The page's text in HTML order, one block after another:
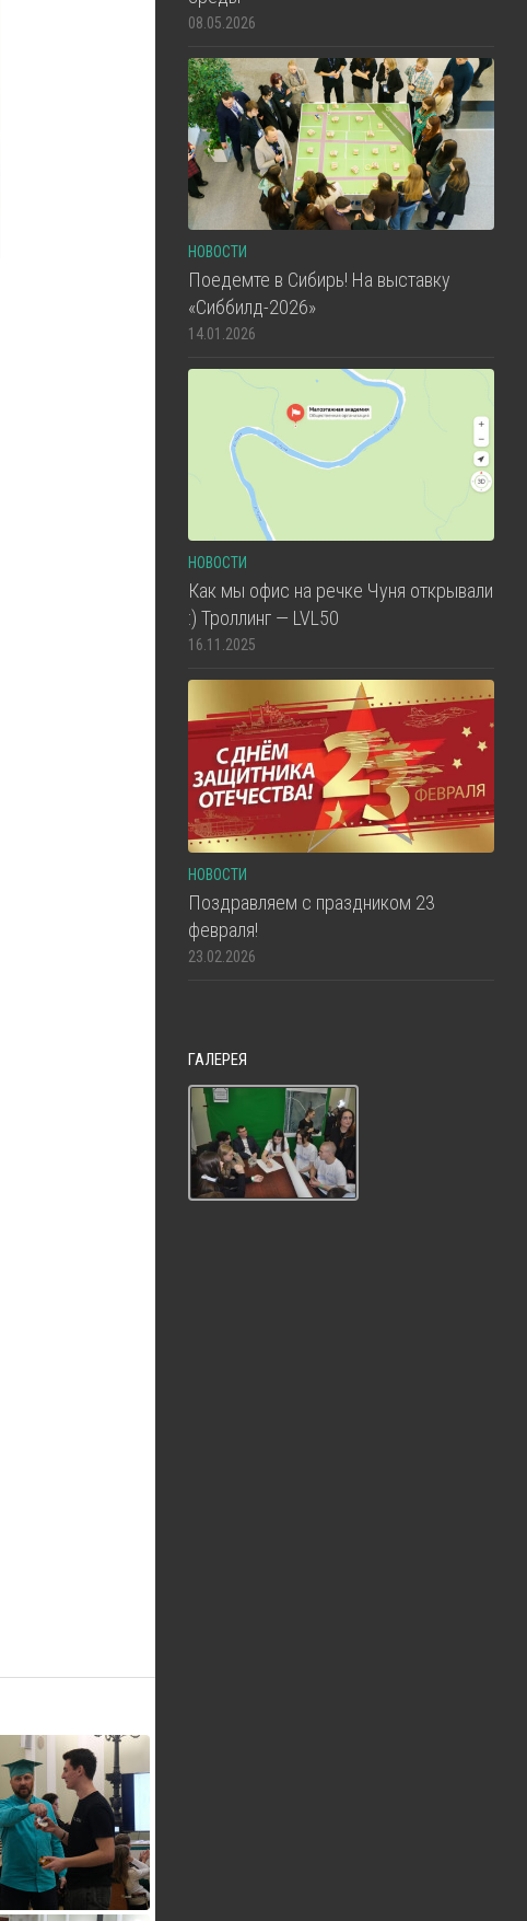
08.05.2026
НОВОСТИ
Поедемте в Сибирь! На выставку
«Сиббилд-2026»
14.01.2026
НОВОСТИ
Как мы офис на речке Чуня открывали
:) Троллинг — LVL50
16.11.2025
НОВОСТИ
Поздравляем с праздником 23
февраля!
23.02.2026
ГАЛЕРЕЯ